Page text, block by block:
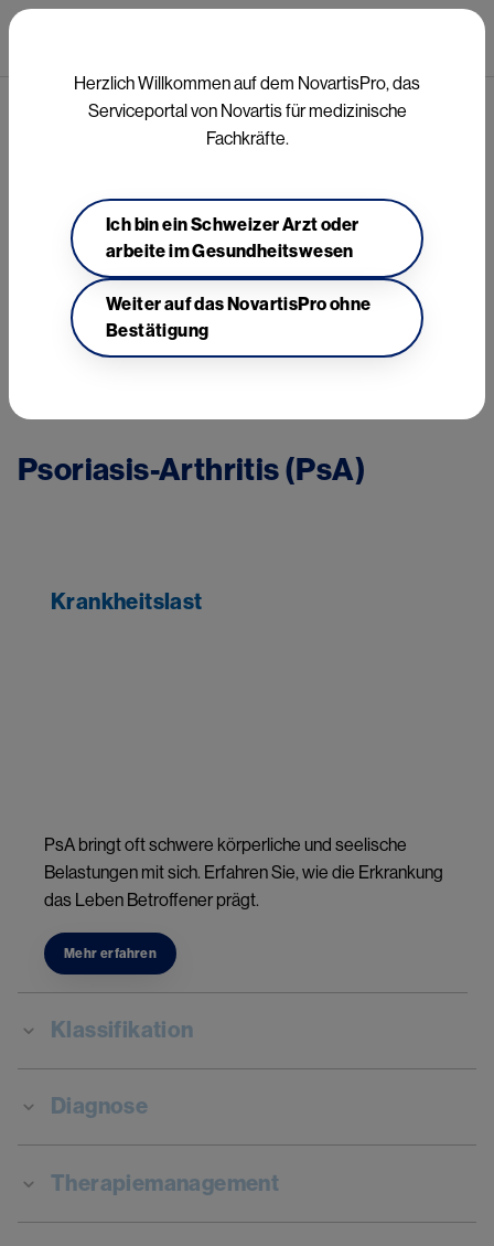
Direkt zum Inhalt
Rheumatologie
Psoriasis-Arthritis Axiale Spondyloarthritis Juvenile idiopathische
Psoriasis-Arthritis (PsA)
Krankheitslast
PsA bringt oft schwere körperliche und seelische
Belastungen mit sich. Erfahren Sie, wie die Erkrankung
das Leben Betroffener prägt.
Mehr erfahren
Klassifikation
Diagnose
Therapiemanagement
Herzlich Willkommen auf dem NovartisPro, das
Serviceportal von Novartis für medizinische
Fachkräfte.
Ich bin ein Schweizer Arzt oder
arbeite im Gesundheitswesen
Weiter auf das NovartisPro ohne
Bestätigung